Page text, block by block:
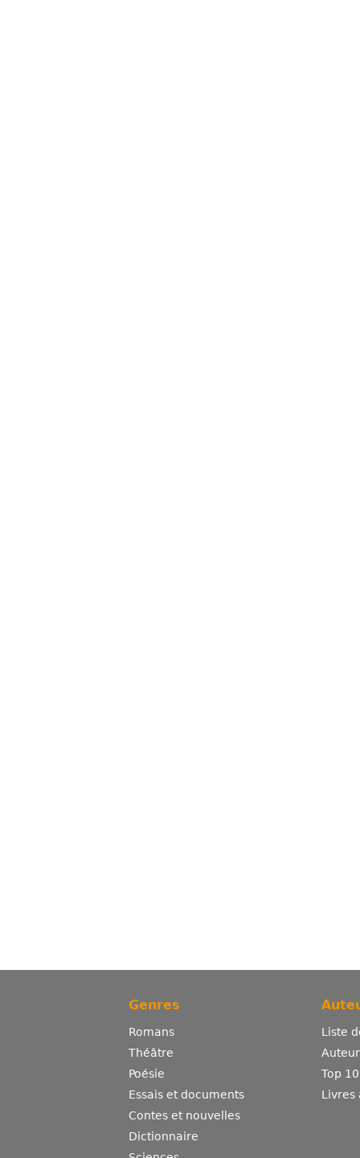
Genres
Romans
Théâtre
Poésie
Essais et documents
Contes et nouvelles
Dictionnaire
Liste
Top
Livres